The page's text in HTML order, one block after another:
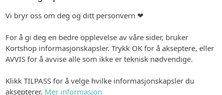
Orange 50-34
Mellomblå 50-834
Vi bryr oss om deg og ditt personvern ❤
For å gi deg en bedre opplevelse av våre sider, bruker
Kortshop informasjonskapsler. Trykk OK for å akseptere, eller
AVVIS for å avvise alle som ikke er teknisk nødvendige.
Klikk TILPASS for å velge hvilke informasjonskapsler du
aksepterer. Mer informasjon